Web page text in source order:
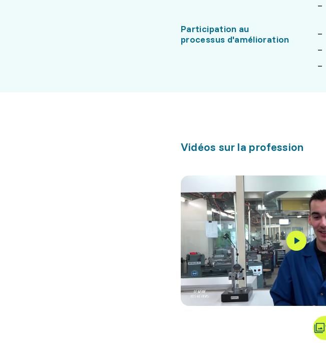
Participation au
processus d'amélioration
Vidéos sur la profession